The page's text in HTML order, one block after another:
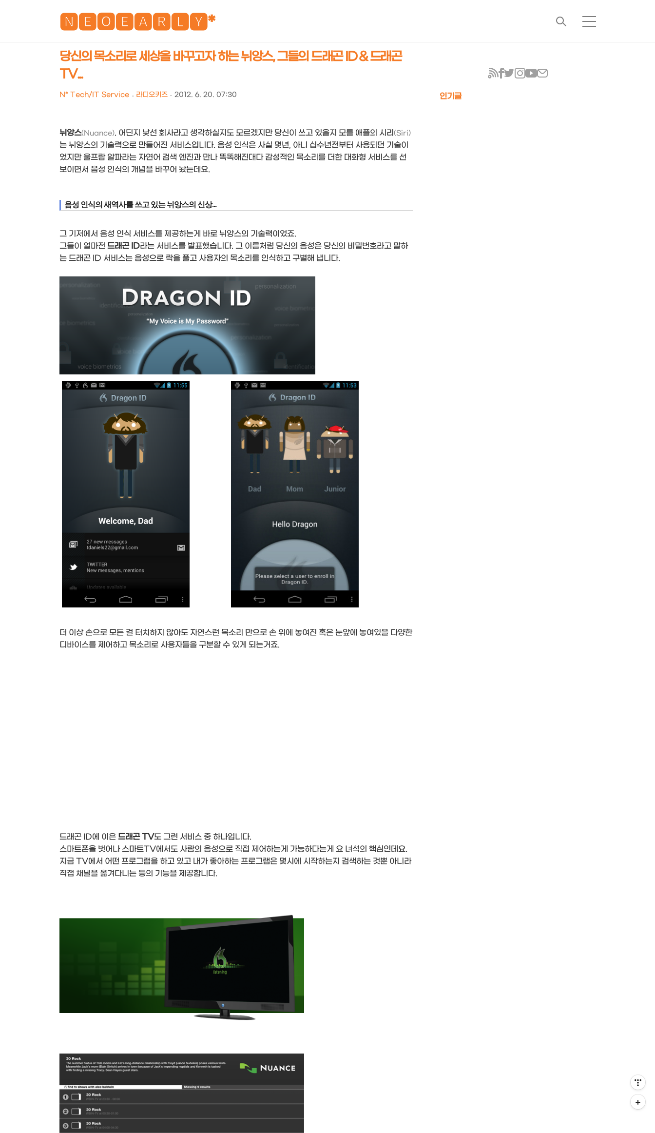
🅽🅴🅾🅴🅰🆁🅻🆈*NEOEARLY*
검
메
당신의 목소리로 세상을 바꾸고자 하는 뉘앙스, 그들의 드래곤 ID & 드래곤
TV...
N* Tech/IT Service 라디오키즈 2012. 6. 20. 07:30
뉘앙스(Nuance). 어딘지 낯선 회사라고 생각하실지도 모르겠지만 당신이 쓰고 있을지 모를 애플의 시리 (Siri)
는 뉘앙스의 기술력으로 만들어진 서비스입니다. 음성 인식은 사실 몇년, 아니 십수년전부터 사용되던 기술이
었지만 울프람 알파라는 자연어 검색 엔진과 만나 똑똑해진대다 감성적인 목소리를 더한 대화형 서비스를 선
보이면서 음성 인식의 개념을 바꾸어 놨는데요.
음성 인식의 새역사를 쓰고 있는 뉘앙스의 신상...
그 기저에서 음성 인식 서비스를 제공하는게 바로 뉘앙스의 기술력이었죠.
그들이 얼마전 드래곤 ID라는 서비스를 발표했습니다. 그 이름처럼 당신의 음성은 당신의 비밀번호라고 말하
는 드래곤 ID 서비스는 음성으로 락을 풀고 사용자의 목소리를 인식하고 구별해 냅니다.
더 이상 손으로 모든 걸 터치하지 않아도 자연스런 목소리 만으로 손 위에 놓여진 혹은 눈앞에 놓여있을 다양한
디바이스를 제어하고 목소리로 사용자들을 구분할 수 있게 되는거죠.
드래곤 ID에 이은 드래곤 TV도 그런 서비스 중 하나입니다.
스마트폰을 벗어나 스마트TV에서도 사람의 음성으로 직접 제어하는게 가능하다는게 요 녀석의 핵심인데요.
지금 TV에서 어떤 프로그램을 하고 있고 내가 좋아하는 프로그램은 몇시에 시작하는지 검색하는 것뿐 아니라
직접 채널을 옮겨다니는 등의 기능을 제공합니다.
인기글